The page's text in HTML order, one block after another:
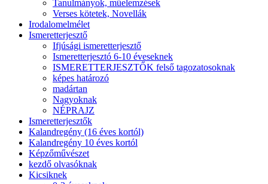
Tanulmányok, műelemzések
Verses kötetek, Novellák
Irodalomelmélet
Ismeretterjesztő
Ifjúsági ismeretterjesztő
Ismeretterjesztó 6-10 éveseknek
ISMERETTERJESZTŐK felső tagozatosoknak
képes határozó
madártan
Nagyoknak
NÉPRAJZ
Ismeretterjesztők
Kalandregény (16 éves kortól)
Kalandregény 10 éves kortól
Képzőművészet
kezdő olvasóknak
Kicsiknek